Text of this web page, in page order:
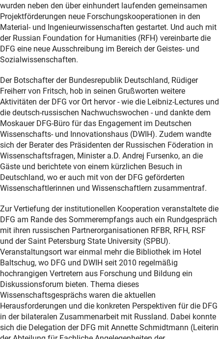
wurden neben den über einhundert laufenden gemeinsamen
Projektförderungen neue Forschungskooperationen in den
Material- und Ingenieurwissenschaften gestartet. Und auch mit
der Russian Foundation for Humanities (RFH) vereinbarte die
DFG eine neue Ausschreibung im Bereich der Geistes- und
Sozialwissenschaften.
Der Botschafter der Bundesrepublik Deutschland, Rüdiger
Freiherr von Fritsch, hob in seinen Grußworten weitere
Aktivitäten der DFG vor Ort hervor - wie die Leibniz-Lectures und
die deutsch-russischen Nachwuchswochen - und dankte dem
Moskauer DFG-Büro für das Engagement im Deutschen
Wissenschafts- und Innovationshaus (DWIH). Zudem wandte
sich der Berater des Präsidenten der Russischen Föderation in
Wissenschaftsfragen, Minister a.D. Andrej Fursenko, an die
Gäste und berichtete von einem kürzlichen Besuch in
Deutschland, wo er auch mit von der DFG geförderten
Wissenschaftlerinnen und Wissenschaftlern zusammentraf.
Zur Vertiefung der institutionellen Kooperation veranstaltete die
DFG am Rande des Sommerempfangs auch ein Rundgespräch
mit ihren russischen Partnerorganisationen RFBR, RFH, RSF
und der Saint Petersburg State University (SPBU).
Veranstaltungsort war einmal mehr die Bibliothek im Hotel
Baltschug, wo DFG und DWIH seit 2010 regelmäßig
hochrangigen Vertretern aus Forschung und Bildung ein
Diskussionsforum bieten. Thema dieses
Wissenschaftsgesprächs waren die aktuellen
Herausforderungen und die konkreten Perspektiven für die DFG
in der bilateralen Zusammenarbeit mit Russland. Dabei konnte
sich die Delegation der DFG mit Annette Schmidtmann (Leiterin